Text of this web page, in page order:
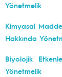
Yönetmelik
Kimyasal
Hakkında
Biyolojik
Yönetmelik